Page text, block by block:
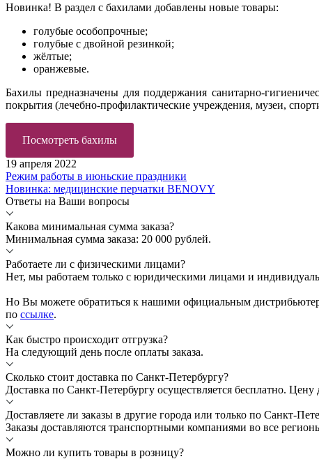
Новинка! В раздел с бахилами добавлены новые товары:
голубые особопрочные;
голубые с двойной резинкой;
жёлтые;
оранжевые.
Бахилы предназначены для поддержания санитарно-
покрытия (лечебно-профилактические учреждения, музеи,
Посмотреть бахилы
19 апреля 2022
Режим работы в июньские праздники
Новинка: медицинские перчатки BENOVY
Ответы на Ваши вопросы
Какова минимальная сумма заказа?
Минимальная сумма заказа: 20 000 рублей.
Работаете ли с физическими лицами?
Нет, мы работаем только с юридическими лицами и
Но Вы можете обратиться к нашими официальным
по ссылке.
Как быстро происходит отгрузка?
На следующий день после оплаты заказа.
Сколько стоит доставка по Санкт-Петербургу?
Доставка по Санкт-Петербургу осуществляется бесплатно.
Доставляете ли заказы в другие города или только по Санкт-
Заказы доставляются транспортными компаниями во все
Можно ли купить товары в розницу?